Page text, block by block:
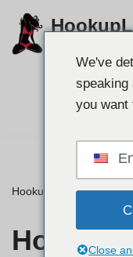
Preskočiť
HookupLover»⭐
We've
speaking
you want
Close